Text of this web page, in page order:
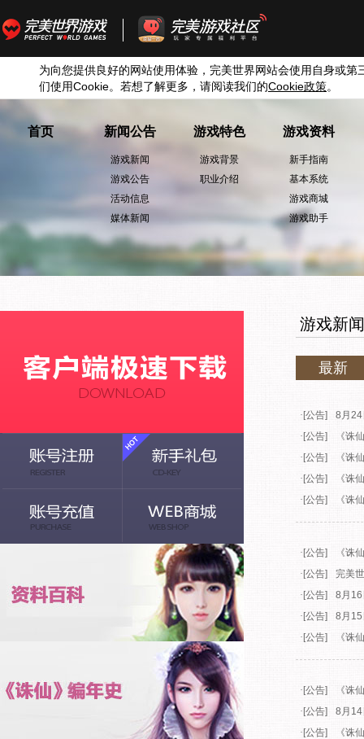
为向您提供良好的网站使用体验，完美世界网站会使用自身或第
们使用Cookie。若想了解更多，请阅读我们的Cookie政策。
首页 新闻公告
游戏新闻
游戏公告
活动信息
媒体新闻
游戏特色
游戏背景
职业介绍
游戏资料
新手指南
基本系统
游戏商城
游戏助手
游戏新闻
最新
· [公告]
8月24
· [公告]
《诛
· [公告]
《诛
· [公告]
《诛
· [公告] 《诛
· [公告]
《诛
· [公告]
完美
· [公告]
8月16
· [公告]
8月15
· [公告] 《诛
· [公告]
《诛
· [公告]
8月14
· [公告]
《诛